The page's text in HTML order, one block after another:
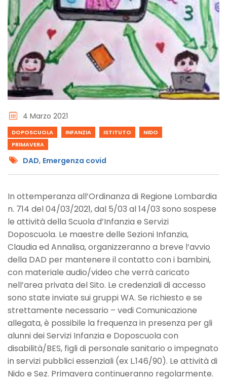
4 Marzo 2021
DOPOSCUOLA INFANZIA ISTITUTO
NIDO
PRIMAVERA
DAD, Emergenza covid
In ottemperanza all’Ordinanza di Regione Lombardia
n. 714 del 04/03/2021, dal 5/03 al 14/03 sono sospese
le attività della Scuola d’Infanzia e Servizi
Doposcuola. Le maestre delle Sezioni Infanzia,
Claudia ed Annalisa, organizzeranno a breve l’avvio
della DAD per mantenere il contatto con i bambini,
con materiale audio/video che verrà caricato
nell’area privata del Sito. Le credenziali di accesso
sono state inviate sui gruppi WA. Se richiesto e se
strettamente necessario – vedi Comunicazione
allegata, è possibile la frequenza in presenza per gli
alunni dei Servizi Infanzia e Doposcuola con
disabilità/BES, figli di personale sanitario o impegnato
in servizi pubblici essenziali (ex L.146/90). Le attività di
Nido e Sez. Primavera continueranno regolarmente.